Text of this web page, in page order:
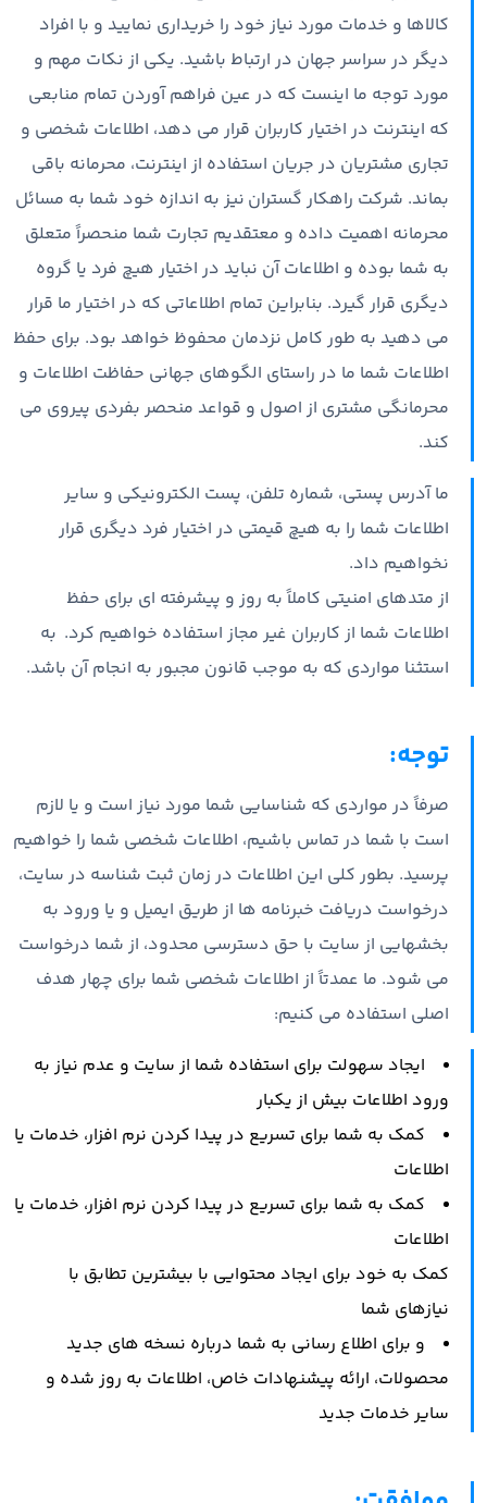
کالاها و خدمات مورد نیاز خود را خریداری نمایید و با افراد
دیگر در سراسر جهان در ارتباط باشید. یکی از نکات مهم و
مورد توجه ما اینست که در عین فراهم آوردن تمام منابعی
که اینترنت در اختیار کاربران قرار می دهد، اطلاعات شخصی و
تجاری مشتریان در جریان استفاده از اینترنت، محرمانه باقی
بماند. شرکت راهکار گستران نیز به اندازه خود شما به مسائل
محرمانه اهمیت داده و معتقدیم تجارت شما منحصراً متعلق
به شما بوده و اطلاعات آن نباید در اختیار هیچ فرد یا گروه
دیگری قرار گیرد. بنابراین تمام اطلاعاتی که در اختیار ما قرار
می دهید به طور کامل نزدمان محفوظ خواهد بود. برای حفظ
اطلاعات شما ما در راستای الگوهای جهانی حفاظت اطلاعات و
محرمانگی مشتری از اصول و قواعد منحصر بفردی پیروی می
کند.
ما آدرس پستی، شماره تلفن، پست الکترونیکی و سایر
اطلاعات شما را به هیچ قیمتی در اختیار فرد دیگری قرار
نخواهیم داد.
از متدهای امنیتی کاملاً به روز و پیشرفته ای برای حفظ
اطلاعات شما از کاربران غیر مجاز استفاده خواهیم کرد. به
استثنا مواردی که به موجب قانون مجبور به انجام آن باشد.
توجه:
صرفاً در مواردی که شناسایی شما مورد نیاز است و یا لازم
است با شما در تماس باشیم، اطلاعات شخصی شما را خواهیم
پرسید. بطور کلی این اطلاعات در زمان ثبت شناسه در سایت،
درخواست دریافت خبرنامه ها از طریق ایمیل و یا ورود به
بخشهایی از سایت با حق دسترسی محدود، از شما درخواست
می شود. ما عمدتاً از اطلاعات شخصی شما برای چهار هدف
اصلی استفاده می کنیم:
ایجاد سهولت برای استفاده شما از سایت و عدم نیاز به
ورود اطلاعات بیش از یکبار
کمک به شما برای تسریع در پیدا کردن نرم افزار، خدمات یا
اطلاعات
کمک به شما برای تسریع در پیدا کردن نرم افزار، خدمات یا
اطلاعات
کمک به خود برای ایجاد محتوایی با بیشترین تطابق با
نیازهای شما
و برای اطلاع رسانی به شما درباره نسخه های جدید
محصولات، ارائه پیشنهادات خاص، اطلاعات به روز شده و
سایر خدمات جدید